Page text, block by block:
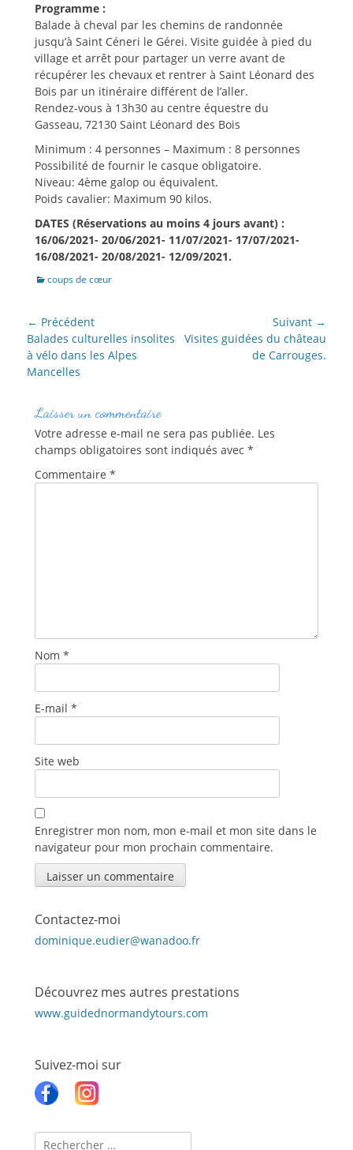
Programme :
Balade à cheval par les chemins de randonnée
jusqu’à Saint Céneri le Gérei. Visite guidée à pied du
village et arrêt pour partager un verre avant de
récupérer les chevaux et rentrer à Saint Léonard des
Bois par un itinéraire différent de l’aller.
Rendez-vous à 13h30 au centre équestre du
Gasseau, 72130 Saint Léonard des Bois
Minimum : 4 personnes – Maximum : 8 personnes
Possibilité de fournir le casque obligatoire.
Niveau: 4ème galop ou équivalent.
Poids cavalier: Maximum 90 kilos.
DATES (Réservations au moins 4 jours avant) :
16/06/2021- 20/06/2021- 11/07/2021- 17/07/2021-
16/08/2021- 20/08/2021- 12/09/2021.
Catégories
coups de cœur
NAVIGATION
DE
L’ARTICLE
← Précédent
Article
précédent :
Balades culturelles insolites
à vélo dans les Alpes
Mancelles
Suivant →
Article
Visites guidées du château
de Carrouges.
Laisser un commentaire
Votre adresse e-mail ne sera pas publiée. Les
champs obligatoires sont indiqués avec *
Commentaire *
Nom *
E-mail *
Site web
Enregistrer mon nom, mon e-mail et mon site dans le
navigateur pour mon prochain commentaire.
Contactez-moi
dominique.eudier@wanadoo.fr
Découvrez mes autres prestations
www.guidednormandytours.com
Suivez-moi sur
Recherche